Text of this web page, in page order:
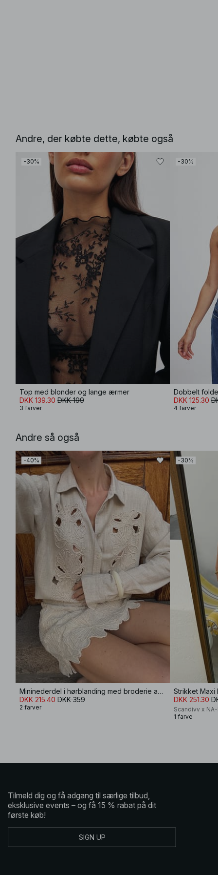
Andre, der købte dette, købte også
-30%
Top med blonder og lange ærmer
DKK 139.30 DKK 199
3 farver
-30%
Dobbelt
DKK 125.30
4 farver
Andre så også
-40%
Mininederdel i hørblanding med broderie anglaise-detaljer
DKK 215.40 DKK 359
2 farver
-30%
Strikket Maxi
DKK 251.30
Scandivv x
1 farve
Tilmeld dig og få adgang til særlige tilbud,
eksklusive events – og få 15 % rabat på dit
første køb!
SIGN UP